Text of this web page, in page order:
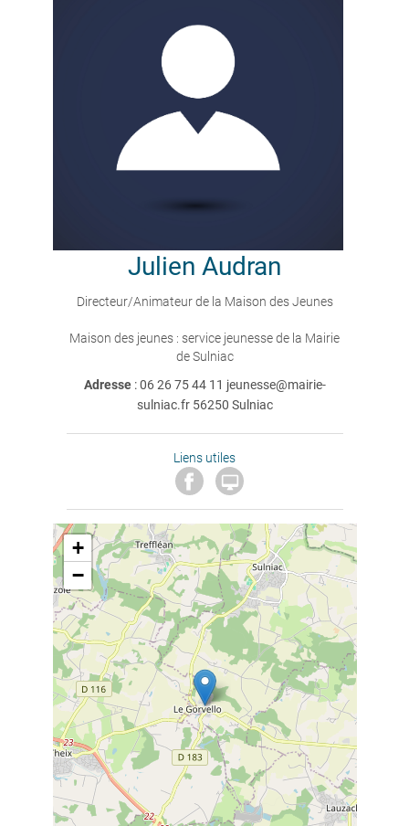
Julien Audran
Directeur/Animateur de la Maison des Jeunes
Maison des jeunes : service jeunesse de la Mairie
de Sulniac
Adresse : 06 26 75 44 11 jeunesse@mairie-
sulniac.fr 56250 Sulniac
Liens utiles

+
−